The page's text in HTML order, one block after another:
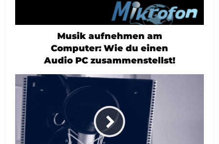
Musik aufnehmen am
Computer: Wie du einen
Audio PC zusammenstellst!